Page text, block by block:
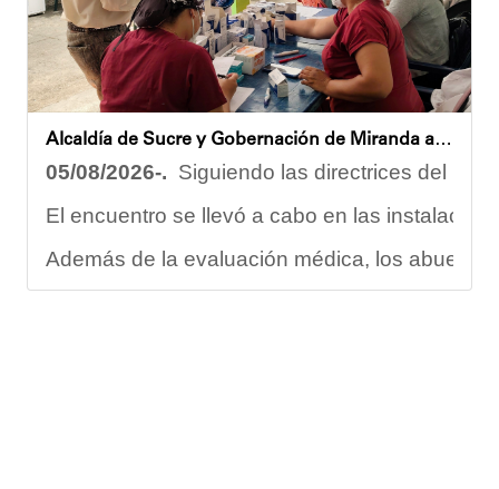
Oskarina Rosso. Alcaldía de Sucre y Gobernación de Miranda atendieron a más de 100 adultos mayores en Petare
05/08/2026-. Siguiendo las directrices del
El encuentro se llevó a cabo en las
Además de la evaluación médica, los abuelos